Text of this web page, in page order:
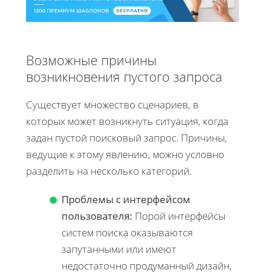
Возможные причины
возникновения пустого запроса
Существует множество сценариев, в
которых может возникнуть ситуация, когда
задан пустой поисковый запрос. Причины,
ведущие к этому явлению, можно условно
разделить на несколько категорий.
Проблемы с интерфейсом
пользователя: Порой интерфейсы
систем поиска оказываются
запутанными или имеют
недостаточно продуманный дизайн,